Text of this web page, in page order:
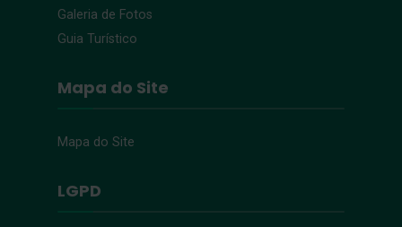
Galeria de Fotos
Guia Turístico
Mapa do Site
Mapa do Site
LGPD